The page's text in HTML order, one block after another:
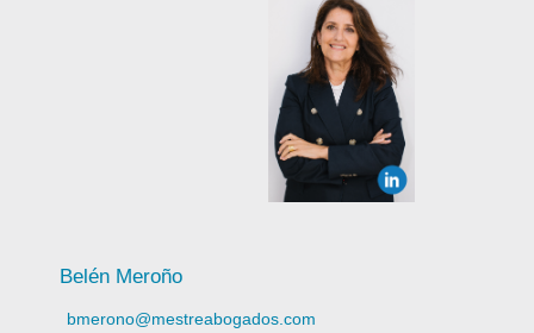
Belén Meroño
bmerono@mestreabogados.com